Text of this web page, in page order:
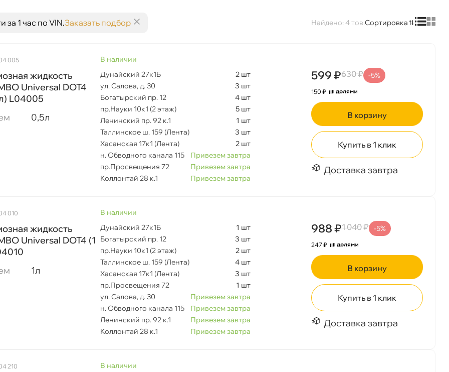
за 1 час по VIN.Заказать подбор 4 Сортировка
005
жидкость
Universal DOT4
L04005
0,5л
наличии
Дунайский 27к1Б
2 шт
ул. Салова, д. 30
3 шт
Богатырский пр. 12
4 шт
пр.Науки 10к1 (2 этаж)
5 шт
Ленинский пр. 92 к.1
1 шт
Таллинское ш. 159 (Лента)
3 шт
Хасанская 17к1 (Лента)
2 шт
н. Обводного канала 115
Привезем завтра
пр.Просвещения 72
Привезем завтра
Коллонтай 28 к.1
Привезем завтра
599 ₽630 ₽ -5%
150 ₽
корзину
Купить в 1 клик
Доставка завтра
010
жидкость
Universal DOT4 (1
1л
наличии
Дунайский 27к1Б
1 шт
Богатырский пр. 12
3 шт
пр.Науки 10к1 (2 этаж)
2 шт
Таллинское ш. 159 (Лента)
4 шт
Хасанская 17к1 (Лента)
3 шт
пр.Просвещения 72
1 шт
ул. Салова, д. 30
Привезем завтра
н. Обводного канала 115
Привезем завтра
Ленинский пр. 92 к.1
Привезем завтра
Коллонтай 28 к.1
Привезем завтра
988 ₽1 040 ₽ -5%
247 ₽
корзину
Купить в 1 клик
Доставка завтра
210
наличии